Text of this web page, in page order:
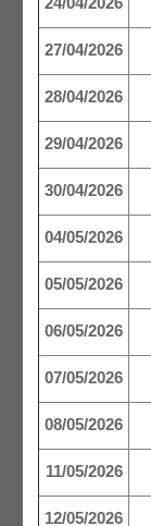
27/04/2026
28/04/2026
29/04/2026
30/04/2026
04/05/2026
05/05/2026
06/05/2026
07/05/2026
08/05/2026
11/05/2026
12/05/2026